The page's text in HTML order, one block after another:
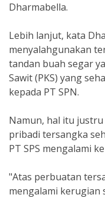
Dharmabella.
Lebih lanjut, kata
menyalahgunakan
tandan buah segar
Sawit (PKS) yang
kepada PT SPN.
Namun, hal itu
pribadi tersangka
PT SPS mengalami
"Atas perbuatan
mengalami kerugian